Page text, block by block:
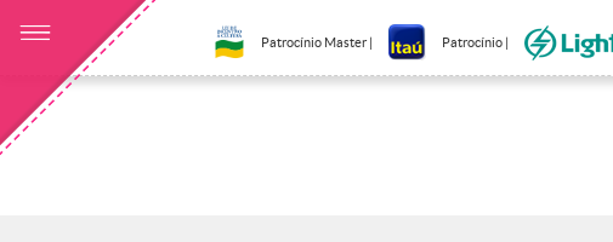
Patrocínio Master | Patrocínio |